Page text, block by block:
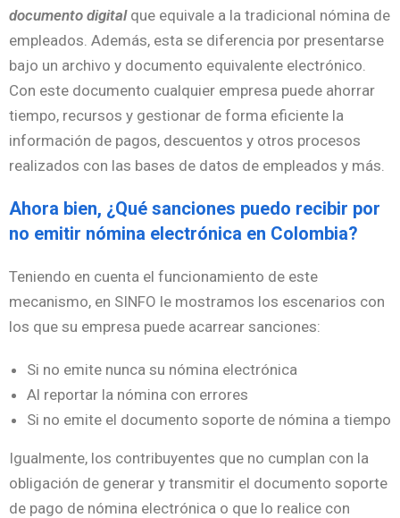
documento digitalque equivale a la tradicional nómina de
empleados. Además, esta se diferencia por presentarse
bajo un archivo y documento equivalente electrónico.
Con este documento cualquier empresa puede ahorrar
tiempo, recursos y gestionar de forma eficiente la
información de pagos, descuentos y otros procesos
realizados con las bases de datos de empleados y más.
Ahora bien, ¿Qué sanciones puedo recibir por
no emitir nómina electrónica en Colombia?
Teniendo en cuenta el funcionamiento de este
mecanismo, en SINFO le mostramos los escenarios con
los que su empresa puede acarrear sanciones:
Si no emite nunca su nómina electrónica
Al reportar la nómina con errores
Si no emite el documento soporte de nómina a tiempo
Igualmente, los contribuyentes que no cumplan con la
obligación de generar y transmitir el documento soporte
de pago de nómina electrónica o que lo realice con